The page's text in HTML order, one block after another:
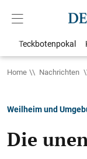
Teckbotenpokal
Home Nachrichten
Weilheim und
Die